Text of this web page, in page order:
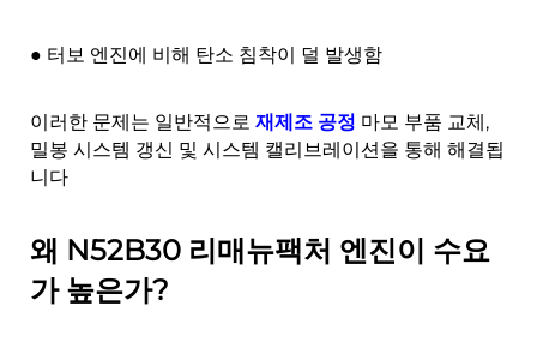
● 터보 엔진에 비해 탄소 침착이 덜 발생함
이러한 문제는 일반적으로 재제조 공정 마모 부품 교체,
밀봉 시스템 갱신 및 시스템 캘리브레이션을 통해 해결됩
니다
왜 N52B30 리매뉴팩처 엔진이 수요
가 높은가?